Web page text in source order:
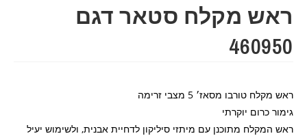
ראש מקלח סטאר דגם
460950
ראש מקלח טורבו מסאז׳ 5 מצבי זרימה
גימור כרום יוקרתי
ראש המקלח מתוכנן עם מיתזי סיליקון לדחיית אבנית, ולשימוש יעיל